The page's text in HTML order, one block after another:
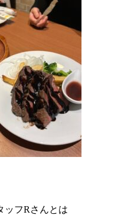
ッフRさんとは